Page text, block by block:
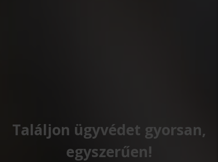
Találjon ügyvédet gyorsan,
egyszerűen!